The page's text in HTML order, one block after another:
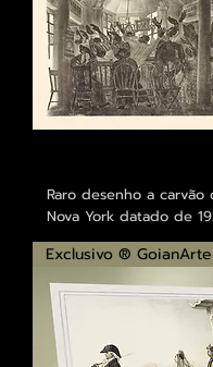
Raro desenho a
Nova York datado de
Exclusivo ® GoianArte